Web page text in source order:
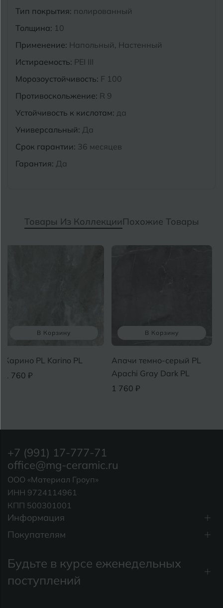
Тип покрытия: полированный
Толщина: 10
Применение: Напольный, Настенный
Истираемость: PEI III
Морозоустойчивость: F 100
Противоскольжение: R 9
Устойчивость к кислотам: да
Универсальный: Да
Срок гарантии: 36 месяцев
Гарантия: Да
Товары Из КоллекцииПохожие Товары
В Корзину
Карино PL Karino PL
1 760 ₽
В Корзину
Апачи темно-серый PL
Apachi Gray Dark PL
1 760 ₽
Информация
Покупателям
+7 (991) 17-777-71
office@mg-ceramic.ru
ООО «Материал Гроуп»
ИНН 9724114961
КПП 500301001
Будьте в курсе еженедельных
поступлений
Муром
Э
Я